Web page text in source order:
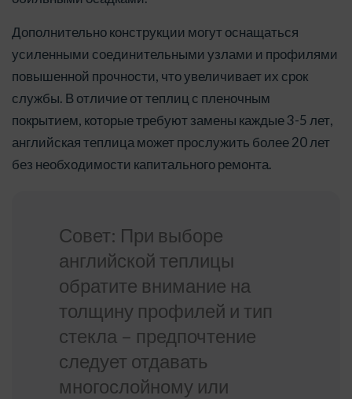
Дополнительно конструкции могут оснащаться
усиленными соединительными узлами и профилями
повышенной прочности, что увеличивает их срок
службы. В отличие от теплиц с пленочным
покрытием, которые требуют замены каждые 3-5 лет,
английская теплица может прослужить более 20 лет
без необходимости капитального ремонта.
Совет: При выборе
английской теплицы
обратите внимание на
толщину профилей и тип
стекла – предпочтение
следует отдавать
многослойному или